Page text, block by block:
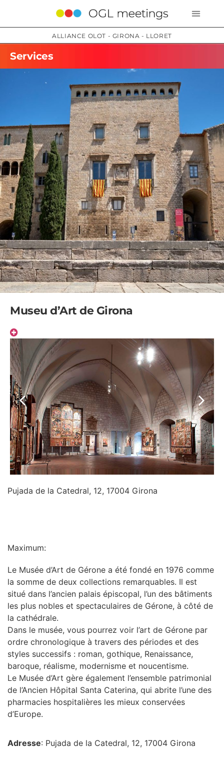
ALLIANCE OLOT - GIRONA - LLORET
Services
Museu d’Art de Girona
Pujada de la Catedral, 12, 17004 Girona
Maximum:
Le Musée d’Art de Gérone a été fondé en 1976 comme
la somme de deux collections remarquables. Il est
situé dans l’ancien palais épiscopal, l’un des bâtiments
les plus nobles et spectaculaires de Gérone, à côté de
la cathédrale.
Dans le musée, vous pourrez voir l’art de Gérone par
ordre chronologique à travers des périodes et des
styles successifs : roman, gothique, Renaissance,
baroque, réalisme, modernisme et noucentisme.
Le Musée d’Art gère également l’ensemble patrimonial
de l’Ancien Hôpital Santa Caterina, qui abrite l’une des
pharmacies hospitalières les mieux conservées
d’Europe.
Adresse: Pujada de la Catedral, 12, 17004 Girona